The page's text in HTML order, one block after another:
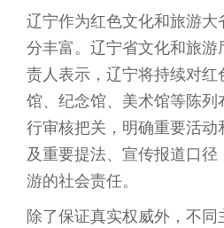
辽宁作为红色文化和旅游
分丰富。辽宁省文化和旅
责人表示，辽宁将持续对红
馆、纪念馆、美术馆等陈
行审核把关，明确重要活
及重要提法、宣传报道口
游的社会责任。
除了保证真实权威外，不